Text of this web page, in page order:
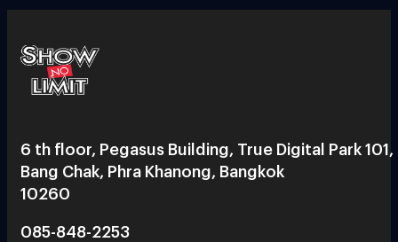
6 th floor, Pegasus Building, True Digital Park 101,
Bang Chak, Phra Khanong, Bangkok
10260
085-848-2253